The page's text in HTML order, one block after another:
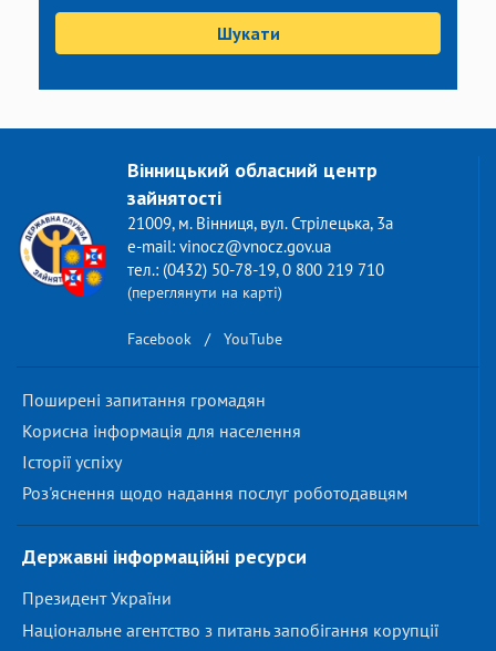
Шукати
Вінницький обласний центр
зайнятості
21009, м. Вінниця, вул. Стрілецька, 3а
e-mail: vinocz@vnocz.gov.ua
тел.: (0432) 50-78-19, 0 800 219 710
(переглянути на карті)
Facebook / YouTube
Поширені запитання громадян
Корисна інформація для населення
Історії успіху
Роз'яснення щодо надання послуг роботодавцям
Державні інформаційні ресурси
Президент України
Національне агентство з питань запобігання корупції